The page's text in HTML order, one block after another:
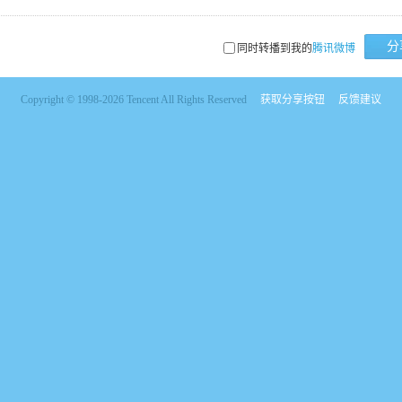
同时转播到我的腾讯微博 分
Copyright © 1998-2026 Tencent All Rights Reserved 获取分享按钮 反馈建议